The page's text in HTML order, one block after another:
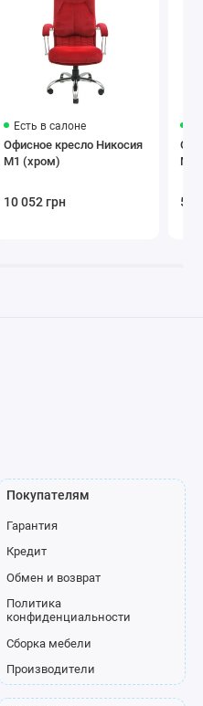
Есть в салоне
Офисное кресло Никосия
M1 (хром)
10 052 грн
M1
5
Покупателям
Гарантия
Кредит
Обмен и возврат
Политика
конфиденциальности
Сборка мебели
Производители